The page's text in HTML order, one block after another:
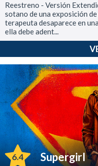
Reestreno - Versión
sotano de una exposición
terapeuta desaparece en
ella debe adent...
6.4 Supergirl